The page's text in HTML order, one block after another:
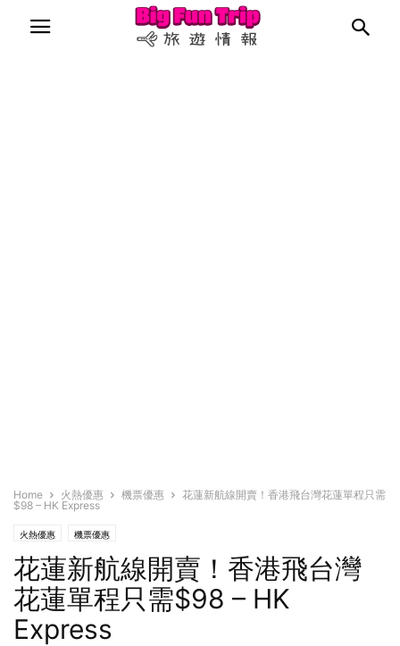
Home 火熱優惠 機票優惠
花蓮新航線開賣！香港飛台灣花蓮單程只需
$98 – HK Express
火熱優惠 機票優惠
花蓮新航線開賣！香港飛台灣
花蓮單程只需$98 – HK
Express